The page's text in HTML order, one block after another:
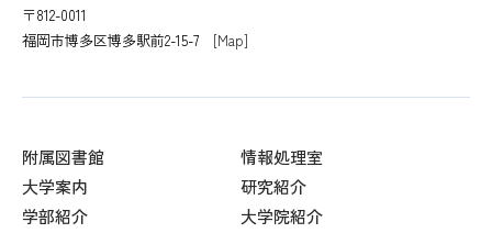
〒812-0011
福岡市博多区博多駅前2-15-7 [Map]
附属図書館
情報処理室
大学案内
研究紹介
学部紹介
大学院紹介